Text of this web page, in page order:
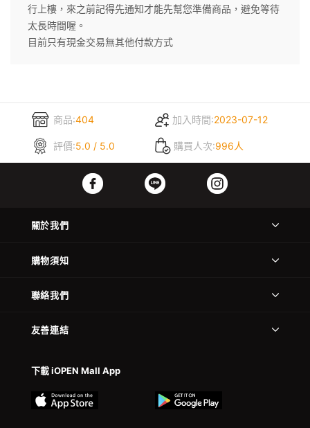
行上樓，來之前記得先通知才能先幫您準備商品，避免等待
太長時間喔。
目前只有現金交易無其他付款方式
商品:404 加入時間:2023-07-12
評價:5.0 / 5.0 購買人次:996人
關於我們
購物須知
聯絡我們
友善連結
下載 iOPEN Mall App